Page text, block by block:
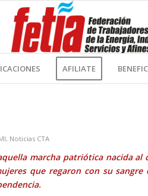
AFILIATE
, Noticias CTA
marcha patriótica nacida al
que regaron con su sangre